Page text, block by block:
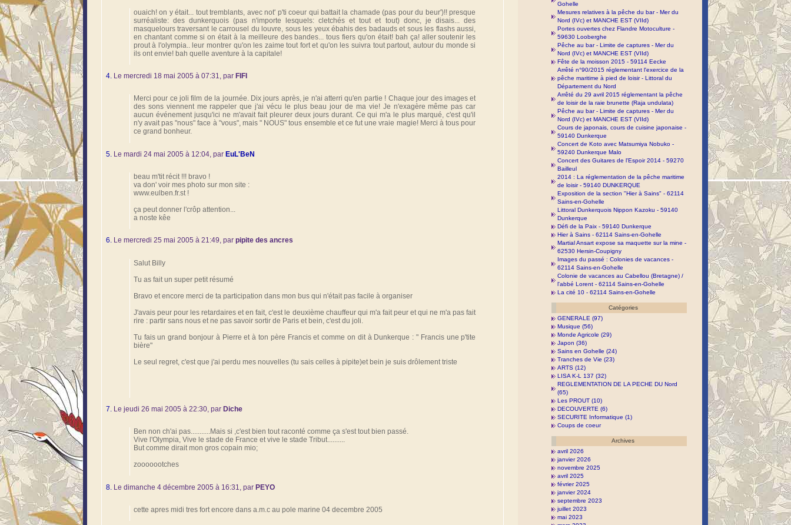
ouaich! on y était... tout tremblants, avec not' p'ti coeur qui battait la chamade (pas pour du beur')!! presque
surréaliste: des dunkerquois (pas n'importe lesquels: cletchés et tout et tout) donc, je disais... des
masquelours traversant le carrousel du louvre, sous les yeux ébahis des badauds et sous les flashs aussi,
en chantant comme si on était à la meilleure des bandes... tous fiers qu'on était! bah ça! aller soutenir les
prout à l'olympia.. leur montrer qu'on les zaime tout fort et qu'on les suivra tout partout, autour du monde si
ils ont envie! bah quelle aventure à la capitale!
4.Le mercredi 18 mai 2005 à 07:31, par FIFI
Merci pour ce joli film de la journée. Dix jours après, je n'ai atterri qu'en partie ! Chaque jour des images et
des sons viennent me rappeler que j'ai vécu le plus beau jour de ma vie! Je n'exagère même pas car
aucun événement jusqu'ici ne m'avait fait pleurer deux jours durant. Ce qui m'a le plus marqué, c'est qu'il
n'y avait pas "nous" face à "vous", mais " NOUS" tous ensemble et ce fut une vraie magie! Merci à tous pour
ce grand bonheur.
5. Le mardi 24 mai 2005 à 12:04, par EuL'BeN
beau m'tit récit !!! bravo !
va don' voir mes photo sur mon site :
www.eulben.fr.st !
ça peut donner l'crôp attention...
a noste kêe
6.Le mercredi 25 mai 2005 à 21:49, par pipite des ancres
Salut Billy
Tu as fait un super petit résumé
Bravo et encore merci de ta participation dans mon bus qui n'était pas facile à organiser
J'avais peur pour les retardaires et en fait, c'est le deuxième chauffeur qui m'a fait peur et qui ne m'a pas fait
rire : partir sans nous et ne pas savoir sortir de Paris et bein, c'est du joli.
Tu fais un grand bonjour à Pierre et à ton père Francis et comme on dit à Dunkerque : " Francis une p'tite
bière"
Le seul regret, c'est que j'ai perdu mes nouvelles (tu sais celles à pipite)et bein je suis drôlement triste
7.Le jeudi 26 mai 2005 à 22:30, par Diche
Ben non ch'ai pas...........Mais si ,c'est bien tout raconté comme ça s'est tout bien passé.
Vive l'Olympia, Vive le stade de France et vive le stade Tribut..........
But comme dirait mon gros copain mio;
zooooootches
8. Le dimanche 4 décembre 2005 à 16:31, par PEYO
cette apres midi tres fort encore dans a.m.c au pole marine 04 decembre 2005
Gohelle
Mesures relatives à la pêche du bar - Mer du
Nord (IVc) et MANCHE EST (VIId)
Portes ouvertes chez Flandre Motoculture -
59630 Looberghe
Pêche au bar - Limite de captures - Mer du
Nord (IVc) et MANCHE EST (VIId)
Fête de la moisson 2015 - 59114 Eecke
Arrêté n°90/2015 réglementant l'exercice de la
pêche maritime à pied de loisir - Littoral du
Département du Nord
Arrêté du 29 avril 2015 réglementant la pêche
de loisir de la raie brunette (Raja undulata)
Pêche au bar - Limite de captures - Mer du
Nord (IVc) et MANCHE EST (VIId)
Cours de japonais, cours de cuisine japonaise -
59140 Dunkerque
Concert de Koto avec Matsumiya Nobuko -
59240 Dunkerque Malo
Concert des Guitares de l'Espoir 2014 - 59270
Bailleul
2014 : La réglementation de la pêche maritime
de loisir - 59140 DUNKERQUE
Exposition de la section "Hier à Sains" - 62114
Sains-en-Gohelle
Littoral Dunkerquois Nippon Kazoku - 59140
Dunkerque
Défi de la Paix - 59140 Dunkerque
Hier à Sains - 62114 Sains-en-Gohelle
Martial Ansart expose sa maquette sur la mine -
62530 Hersin-Coupigny
Images du passé : Colonies de vacances -
62114 Sains-en-Gohelle
Colonie de vacances au Cabellou (Bretagne) /
l'abbé Lorent - 62114 Sains-en-Gohelle
La cité 10 - 62114 Sains-en-Gohelle
Catégories
GENERALE (97)
Musique (56)
Monde Agricole (29)
Japon (36)
Sains en Gohelle (24)
Tranches de Vie (23)
ARTS (12)
LISA K-L 137 (32)
REGLEMENTATION DE LA PECHE DU Nord
(65)
Les PROUT (10)
DECOUVERTE (6)
SECURITE Informatique (1)
Coups de coeur
Archives
avril 2026
janvier 2026
novembre 2025
avril 2025
février 2025
janvier 2024
septembre 2023
juillet 2023
mai 2023